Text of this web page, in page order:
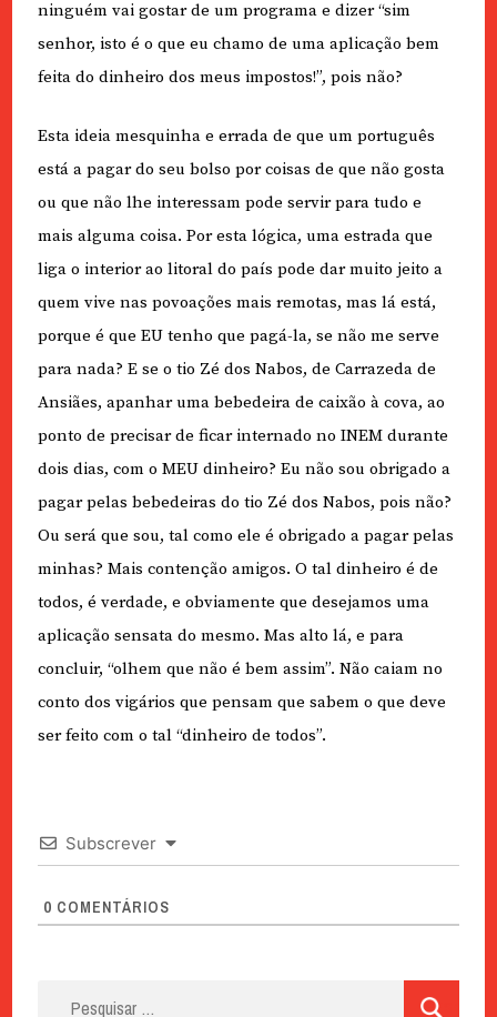
ninguém vai gostar de um programa e dizer “sim
senhor, isto é o que eu chamo de uma aplicação bem
feita do dinheiro dos meus impostos!”, pois não?
Esta ideia mesquinha e errada de que um português
está a pagar do seu bolso por coisas de que não gosta
ou que não lhe interessam pode servir para tudo e
mais alguma coisa. Por esta lógica, uma estrada que
liga o interior ao litoral do país pode dar muito jeito a
quem vive nas povoações mais remotas, mas lá está,
porque é que EU tenho que pagá-la, se não me serve
para nada? E se o tio Zé dos Nabos, de Carrazeda de
Ansiães, apanhar uma bebedeira de caixão à cova, ao
ponto de precisar de ficar internado no INEM durante
dois dias, com o MEU dinheiro? Eu não sou obrigado a
pagar pelas bebedeiras do tio Zé dos Nabos, pois não?
Ou será que sou, tal como ele é obrigado a pagar pelas
minhas? Mais contenção amigos. O tal dinheiro é de
todos, é verdade, e obviamente que desejamos uma
aplicação sensata do mesmo. Mas alto lá, e para
concluir, “olhem que não é bem assim”. Não caiam no
conto dos vigários que pensam que sabem o que deve
ser feito com o tal “dinheiro de todos”.
Subscrever
0 COMENTÁRIOS